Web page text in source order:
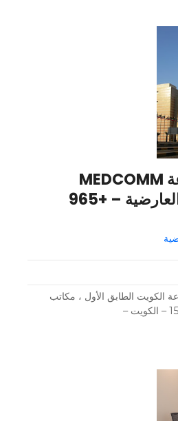
MCG | مجموعة MEDCOMM
الاستشارية – العارضية – +965
الكويت الطابق الأول ، مكاتب